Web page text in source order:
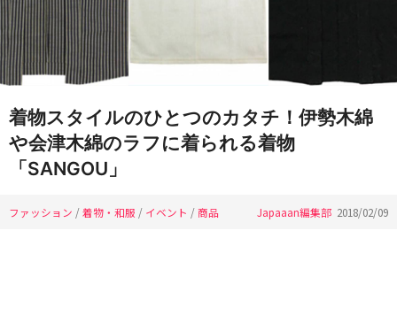
着物スタイルのひとつのカタチ！伊勢木綿
や会津木綿のラフに着られる着物
「SANGOU」
ファッション /着物・和服 / イベント /商品 Japaaan編集部 2018/02/09